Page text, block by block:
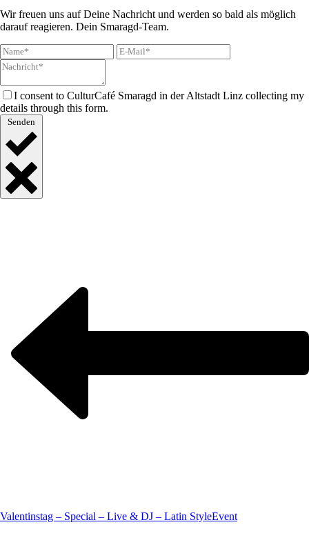
Wir freuen uns auf Deine Nachricht und werden so bald als möglich
darauf reagieren. Dein Smaragd-Team.
I consent to CulturCafé Smaragd in der Altstadt Linz collecting my
details through this form.
Senden
Valentinstag – Special – Live & DJ – Latin StyleEvent